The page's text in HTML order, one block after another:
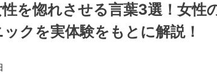
性を惚れさせる言葉3選！女性
クを実体験をもとに解説！